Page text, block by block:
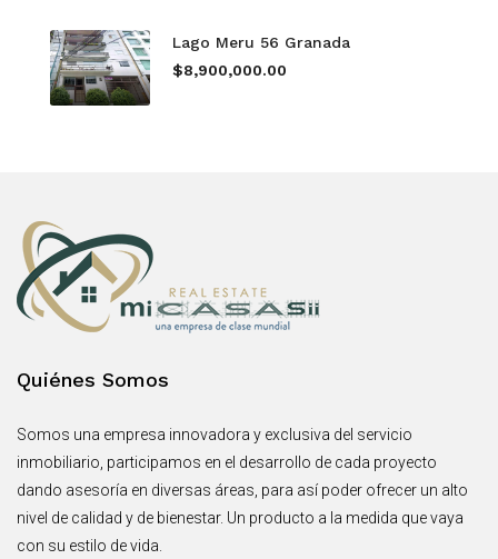
Lago Meru 56 Granada
$8,900,000.00
Quiénes Somos
Somos una empresa innovadora y exclusiva del servicio
inmobiliario, participamos en el desarrollo de cada proyecto
dando asesoría en diversas áreas, para así poder ofrecer un alto
nivel de calidad y de bienestar. Un producto a la medida que vaya
con su estilo de vida.